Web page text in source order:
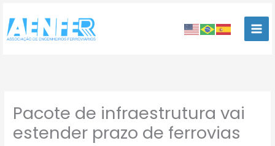
para
conteúdo
Pacote de infraestrutura vai
estender prazo de ferrovias